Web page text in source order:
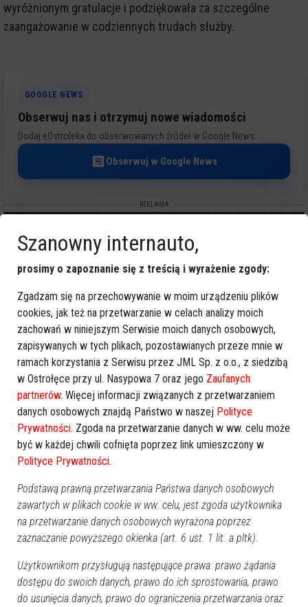
wyróżnionym gratulacje i podziękowała za szczególne
zaangażowanie w codziennych trudach służby.
GOOGLE NEWS
Obserwuj nas i otrzymuj nowe wiadomości
Dodaj eOstroleka do obserwowanych źródeł w Google News.
Obserwuj w Google News
REKLAMA
Więcej o:Zakład Karny w Przytułach Starych, ZK Przytuły
,
Szanowny internauto,
prosimy o zapoznanie się z treścią i wyrażenie zgody:
Zgadzam się na przechowywanie w moim urządzeniu plików
cookies, jak też na przetwarzanie w celach analizy moich
zachowań w niniejszym Serwisie moich danych osobowych,
zapisywanych w tych plikach, pozostawianych przeze mnie w
ramach korzystania z Serwisu przez JML Sp. z o.o., z siedzibą
w Ostrołęce przy ul. Nasypowa 7 oraz jego Zaufanych
partnerów. Więcej informacji związanych z przetwarzaniem
danych osobowych znajdą Państwo w naszej Polityce
Prywatności. Zgoda na przetwarzanie danych w ww. celu może
być w każdej chwili cofnięta poprzez link umieszczony w
Polityce Prywatności.
Podstawą prawną przetwarzania Państwa danych osobowych
zawartych w plikach cookie w ww. celu, jest zgoda użytkownika
na przetwarzanie danych osobowych wyrażona poprzez
zaznaczanie powyższego okienka (art. 6 ust. 1 lit. a pltk).
Użytkownikom przysługują następujące prawa: prawo żądania
dostępu do swoich danych, prawo do ich sprostowania, prawo
do usunięcia danych, prawo do ograniczenia przetwarzania oraz